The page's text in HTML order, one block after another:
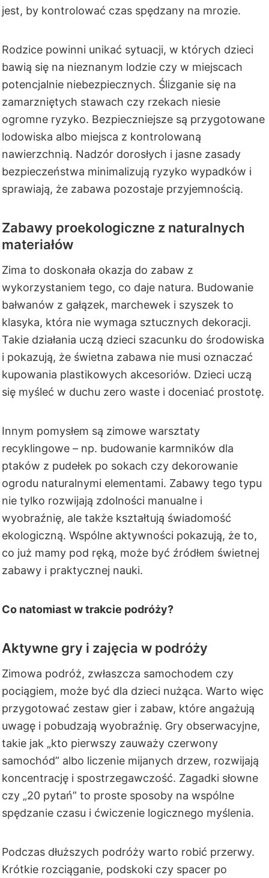
jest, by kontrolować czas spędzany na mrozie.
Rodzice powinni unikać sytuacji, w których dzieci
bawią się na nieznanym lodzie czy w miejscach
potencjalnie niebezpiecznych. Ślizganie się na
zamarzniętych stawach czy rzekach niesie
ogromne ryzyko. Bezpieczniejsze są przygotowane
lodowiska albo miejsca z kontrolowaną
nawierzchnią. Nadzór dorosłych i jasne zasady
bezpieczeństwa minimalizują ryzyko wypadków i
sprawiają, że zabawa pozostaje przyjemnością.
Zabawy proekologiczne z naturalnych
materiałów
Zima to doskonała okazja do zabaw z
wykorzystaniem tego, co daje natura. Budowanie
bałwanów z gałązek, marchewek i szyszek to
klasyka, która nie wymaga sztucznych dekoracji.
Takie działania uczą dzieci szacunku do środowiska
i pokazują, że świetna zabawa nie musi oznaczać
kupowania plastikowych akcesoriów. Dzieci uczą
się myśleć w duchu zero waste i doceniać prostotę.
Innym pomysłem są zimowe warsztaty
recyklingowe – np. budowanie karmników dla
ptaków z pudełek po sokach czy dekorowanie
ogrodu naturalnymi elementami. Zabawy tego typu
nie tylko rozwijają zdolności manualne i
wyobraźnię, ale także kształtują świadomość
ekologiczną. Wspólne aktywności pokazują, że to,
co już mamy pod ręką, może być źródłem świetnej
zabawy i praktycznej nauki.
Co natomiast w trakcie podróży?
Aktywne gry i zajęcia w podróży
Zimowa podróż, zwłaszcza samochodem czy
pociągiem, może być dla dzieci nużąca. Warto więc
przygotować zestaw gier i zabaw, które angażują
uwagę i pobudzają wyobraźnię. Gry obserwacyjne,
takie jak „kto pierwszy zauważy czerwony
samochód” albo liczenie mijanych drzew, rozwijają
koncentrację i spostrzegawczość. Zagadki słowne
czy „20 pytań” to proste sposoby na wspólne
spędzanie czasu i ćwiczenie logicznego myślenia.
Podczas dłuższych podróży warto robić przerwy.
Krótkie rozciąganie, podskoki czy spacer po